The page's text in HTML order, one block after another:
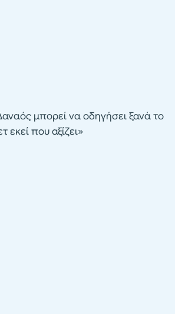
μπορεί να οδηγήσει ξανά το
εκεί που αξίζει»